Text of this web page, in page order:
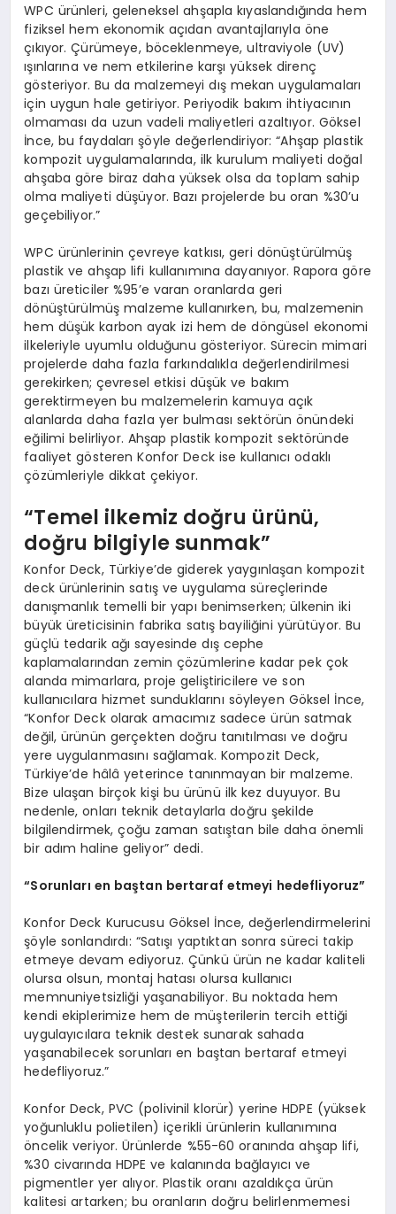
WPC ürünleri, geleneksel ahşapla kıyaslandığında hem
fiziksel hem ekonomik açıdan avantajlarıyla öne
çıkıyor. Çürümeye, böceklenmeye, ultraviyole (UV)
ışınlarına ve nem etkilerine karşı yüksek direnç
gösteriyor. Bu da malzemeyi dış mekan uygulamaları
için uygun hale getiriyor. Periyodik bakım ihtiyacının
olmaması da uzun vadeli maliyetleri azaltıyor. Göksel
İnce, bu faydaları şöyle değerlendiriyor: “Ahşap plastik
kompozit uygulamalarında, ilk kurulum maliyeti doğal
ahşaba göre biraz daha yüksek olsa da toplam sahip
olma maliyeti düşüyor. Bazı projelerde bu oran %30’u
geçebiliyor.”
WPC ürünlerinin çevreye katkısı, geri dönüştürülmüş
plastik ve ahşap lifi kullanımına dayanıyor. Rapora göre
bazı üreticiler %95’e varan oranlarda geri
dönüştürülmüş malzeme kullanırken, bu, malzemenin
hem düşük karbon ayak izi hem de döngüsel ekonomi
ilkeleriyle uyumlu olduğunu gösteriyor. Sürecin mimari
projelerde daha fazla farkındalıkla değerlendirilmesi
gerekirken; çevresel etkisi düşük ve bakım
gerektirmeyen bu malzemelerin kamuya açık
alanlarda daha fazla yer bulması sektörün önündeki
eğilimi belirliyor. Ahşap plastik kompozit sektöründe
faaliyet gösteren Konfor Deck ise kullanıcı odaklı
çözümleriyle dikkat çekiyor.
“Temel ilkemiz doğru ürünü,
doğru bilgiyle sunmak”
Konfor Deck, Türkiye’de giderek yaygınlaşan kompozit
deck ürünlerinin satış ve uygulama süreçlerinde
danışmanlık temelli bir yapı benimserken; ülkenin iki
büyük üreticisinin fabrika satış bayiliğini yürütüyor. Bu
güçlü tedarik ağı sayesinde dış cephe
kaplamalarından zemin çözümlerine kadar pek çok
alanda mimarlara, proje geliştiricilere ve son
kullanıcılara hizmet sunduklarını söyleyen Göksel İnce,
“Konfor Deck olarak amacımız sadece ürün satmak
değil, ürünün gerçekten doğru tanıtılması ve doğru
yere uygulanmasını sağlamak. Kompozit Deck,
Türkiye’de hâlâ yeterince tanınmayan bir malzeme.
Bize ulaşan birçok kişi bu ürünü ilk kez duyuyor. Bu
nedenle, onları teknik detaylarla doğru şekilde
bilgilendirmek, çoğu zaman satıştan bile daha önemli
bir adım haline geliyor” dedi.
“Sorunları en baştan bertaraf etmeyi hedefliyoruz”
Konfor Deck Kurucusu Göksel İnce, değerlendirmelerini
şöyle sonlandırdı: “Satışı yaptıktan sonra süreci takip
etmeye devam ediyoruz. Çünkü ürün ne kadar kaliteli
olursa olsun, montaj hatası olursa kullanıcı
memnuniyetsizliği yaşanabiliyor. Bu noktada hem
kendi ekiplerimize hem de müşterilerin tercih ettiği
uygulayıcılara teknik destek sunarak sahada
yaşanabilecek sorunları en baştan bertaraf etmeyi
hedefliyoruz.”
Konfor Deck, PVC (polivinil klorür) yerine HDPE (yüksek
yoğunluklu polietilen) içerikli ürünlerin kullanımına
öncelik veriyor. Ürünlerde %55-60 oranında ahşap lifi,
%30 civarında HDPE ve kalanında bağlayıcı ve
pigmentler yer alıyor. Plastik oranı azaldıkça ürün
kalitesi artarken; bu oranların doğru belirlenmemesi